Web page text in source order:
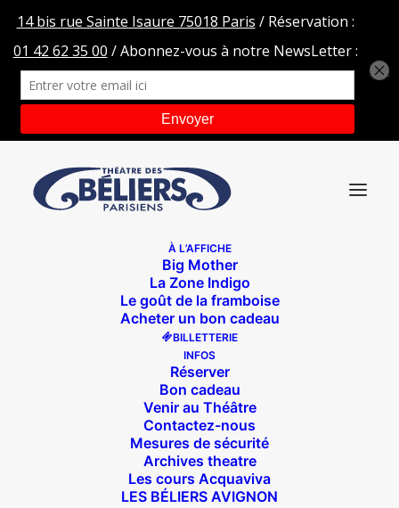
À L’AFFICHE
Big Mother
La Zone Indigo
Le goût de la framboise
Acheter un bon cadeau
BILLETTERIE
INFOS
Réserver
Bon cadeau
Venir au Théâtre
Contactez-nous
Mesures de sécurité
Archives theatre
Les cours Acquaviva
LES BÉLIERS AVIGNON
DP UNE SEMAINE PAS PLUS
Accueil
Une semaine pas plus !
DP UNE SEMAINE PAS PLUS